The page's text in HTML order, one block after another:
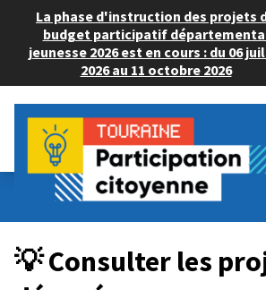
La phase d'instruction des projets
budget participatif
jeunesse 2026 est en cours : du 06
2026 au 11 octobre 2026
Budget Participatif JEUNESSE 2024
💡 Consulter les projets déposés
💡 Consulter les